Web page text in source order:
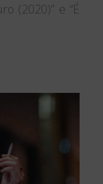
(2020)” e “É